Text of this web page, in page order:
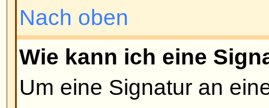
wurde. Falls Sie es nicht
nur ein Klammer-Wirrwarr
, um Leute davon
unnötigen Tags zu